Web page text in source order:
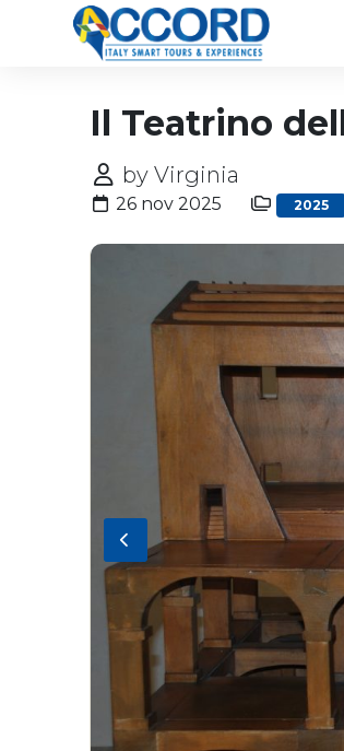
Il Teatrino
by Virginia
26 nov 2025 2025